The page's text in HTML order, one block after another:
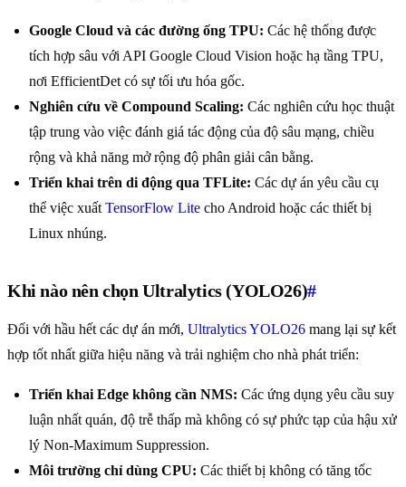
Google Cloud và các đường ống TPU: Các hệ thống được
tích hợp sâu với API Google Cloud Vision hoặc hạ tầng TPU,
nơi EfficientDet có sự tối ưu hóa gốc.
Nghiên cứu về Compound Scaling: Các nghiên cứu học thuật
tập trung vào việc đánh giá tác động của độ sâu mạng, chiều
rộng và khả năng mở rộng độ phân giải cân bằng.
Triển khai trên di động qua TFLite: Các dự án yêu cầu cụ
thể việc xuất TensorFlow Lite cho Android hoặc các thiết bị
Linux nhúng.
Khi nào nên chọn Ultralytics (YOLO26)#
Đối với hầu hết các dự án mới, Ultralytics YOLO26 mang lại sự kết
hợp tốt nhất giữa hiệu năng và trải nghiệm cho nhà phát triển:
Triển khai Edge không cần NMS: Các ứng dụng yêu cầu suy
luận nhất quán, độ trễ thấp mà không có sự phức tạp của hậu xử
lý Non-Maximum Suppression.
Môi trường chỉ dùng CPU: Các thiết bị không có tăng tốc